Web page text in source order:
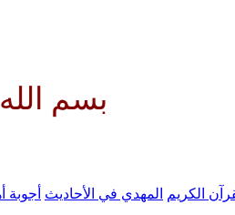
بسم الله
الكريم المهدي في الأحاديث أجوبة